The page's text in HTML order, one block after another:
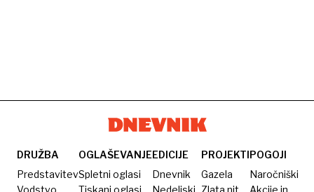
DRUŽBA
Predstavitev
Vodstvo
OGLAŠEVANJE
Spletni oglasi
Tiskani oglasi
EDICIJE
Dnevnik
Nedeljski
PROJEKTI
Gazela
Zlata nit
POGOJI
Naročniški
Akcije in